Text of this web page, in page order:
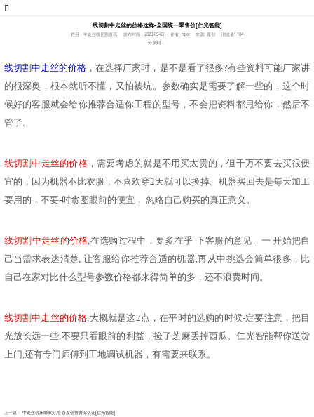
线切割中走丝的价格这样-全国统一零售价[仁光智能]
栏目：中走丝线切割资讯 发布时间：2020-05-03 作者: rgxc 来源: 原创
浏览量: 164
分享到：
线切割中走丝的价格 ，在选择厂家时，是不是看了很多?有些资料可能厂家讲
的很深奥，根本就听不懂，又怕被坑。参数确实是需要了解一些的，这个时
候好的客服就会给你推荐合适你工程的型号，不会把资料都甩给你，然后不
管了。
线切割中走丝的价格， 需要考虑的就是不用买太贵的，但千万不要去买很便
宜的，因为机器不比衣服，不喜欢穿2天就可以换掉。机器买回去是每天加工
要用的，不要-时贪图眼前的便宜， 忽略自己购买的真正意义。
线切割中走丝的价格,在选购过程中，要多在乎-下客服的意见，一 开始把自
己当需求表达清楚, 让客服给你推荐合适的机器,再从中挑选会简单很多，比
自己在家对比什么型号参数价格都来得简单的多，还不浪费时间。
线切割中走丝的价格,大概就是这2点，在平时的选购的时候-定要注意，把目
光放长远一些,不要只看眼前的利益，捡了芝麻丢掉西瓜。仁光智能帮你送货
上门,还有专门师傅到工地调试机器，有需要来联系。
上一篇： 中走丝机床哪家好用-百度信誉资深认证[仁光智能]